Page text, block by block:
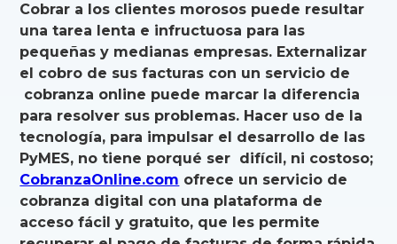
Cobrar a los clientes morosos puede resultar
una tarea lenta e infructuosa para las
pequeñas y medianas empresas. Externalizar
el cobro de sus facturas con un servicio de
cobranza online puede marcar la diferencia
para resolver sus problemas. Hacer uso de la
tecnología, para impulsar el desarrollo de las
PyMES, no tiene porqué ser difícil, ni costoso;
CobranzaOnline.com ofrece un servicio de
cobranza digital con una plataforma de
acceso fácil y gratuito, que les permite